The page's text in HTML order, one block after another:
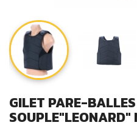
GILET PARE-
SOUPLE"LEONARD"